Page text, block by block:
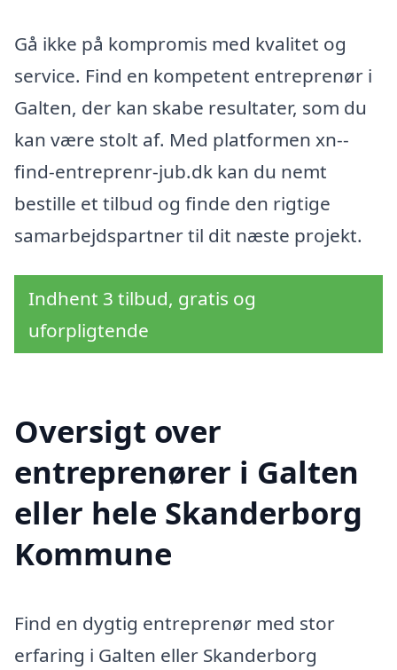
Gå ikke på kompromis med kvalitet og
service. Find en kompetent entreprenør i
Galten, der kan skabe resultater, som du
kan være stolt af. Med platformen xn--
find-entreprenr-jub.dk kan du nemt
bestille et tilbud og finde den rigtige
samarbejdspartner til dit næste projekt.
Indhent 3 tilbud, gratis og
uforpligtende
Oversigt over
entreprenører i Galten
eller hele Skanderborg
Kommune
Find en dygtig entreprenør med stor
erfaring i Galten eller Skanderborg